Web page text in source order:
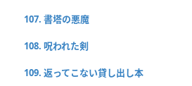
107. 書塔の悪魔
108. 呪われた剣
109. 返ってこない貸し出し本